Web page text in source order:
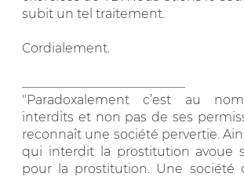
subit un tel traitement.
Cordialement.
"Paradoxalement c’est au
interdits et non pas de ses
reconnaît une société pervertie.
qui interdit la prostitution avoue
pour la prostitution. Une société